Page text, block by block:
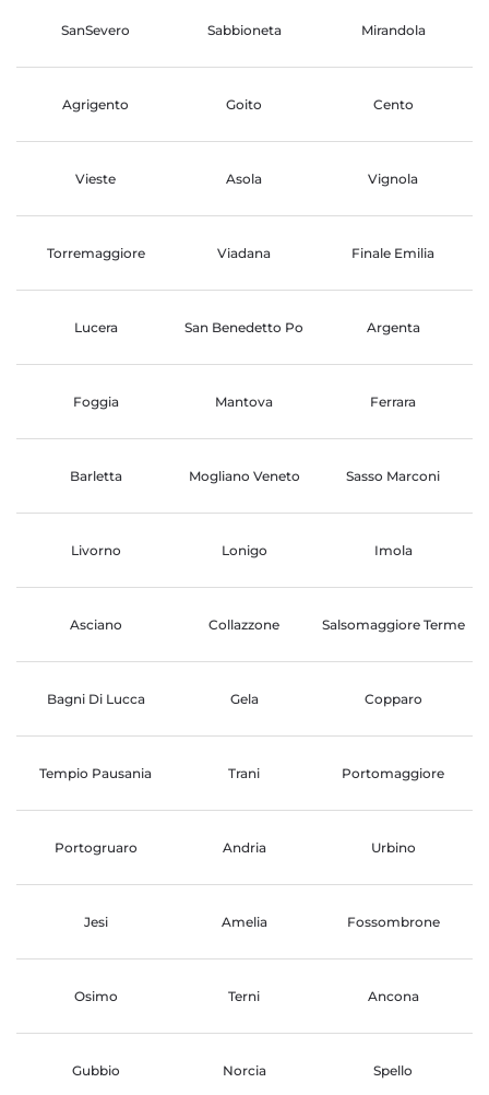
SanSevero Sabbioneta Mirandola
Agrigento Goito Cento
Vieste Asola Vignola
Torremaggiore Viadana Finale Emilia
Lucera San Benedetto Po Argenta
Foggia Mantova Ferrara
Barletta Mogliano Veneto Sasso Marconi
Livorno Lonigo Imola
Asciano Collazzone Salsomaggiore Terme
Bagni Di Lucca Gela Copparo
Tempio Pausania Trani Portomaggiore
Portogruaro Andria Urbino
Jesi Amelia Fossombrone
Osimo Terni Ancona
Gubbio Norcia Spello